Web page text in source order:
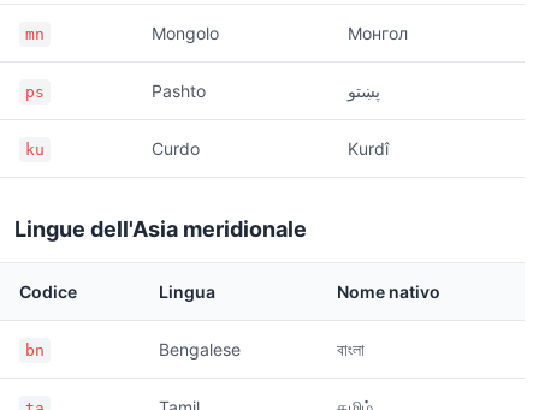
mn Mongolo Монгол
ps Pashto پښتو
ku Curdo Kurdî
Lingue dell'Asia meridionale
Codice Lingua Nome nativo
bn Bengalese বাংলা